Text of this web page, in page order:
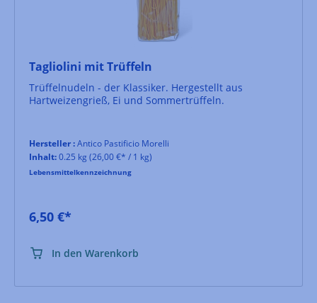
Tagliolini mit Trüffeln
Trüffelnudeln - der Klassiker. Hergestellt aus
Hartweizengrieß, Ei und Sommertrüffeln.
Hersteller :Antico Pastificio Morelli
Inhalt:0.25 kg (26,00 €* / 1 kg)
Lebensmittelkennzeichnung
6,50 €*
In den Warenkorb